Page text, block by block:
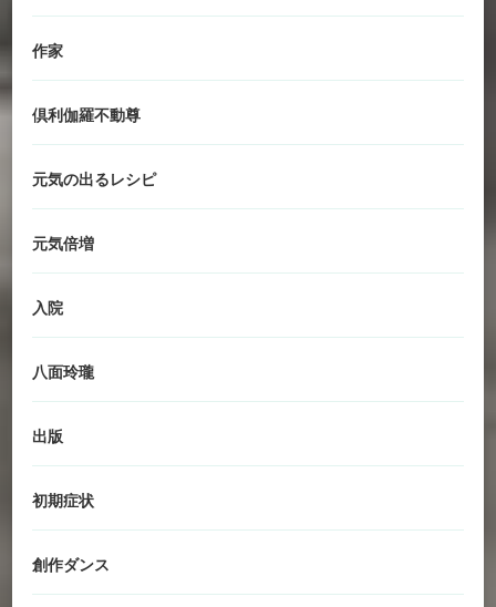
作家
倶利伽羅不動尊
元気の出るレシピ
元気倍増
入院
八面玲瓏
出版
初期症状
創作ダンス